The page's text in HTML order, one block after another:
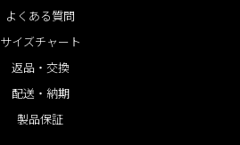
よくある質問
サイズチャート
返品・交換
配送・納期
製品保証